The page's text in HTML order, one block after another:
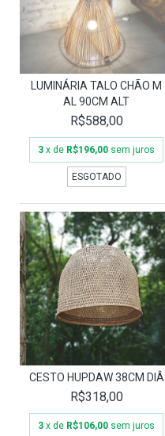
LUMINÁRIA TALO CHÃO M
AL 90CM ALT
R$588,00
3 x de R$196,00 sem juros
ESGOTADO
CESTO HUPDAW 38CM DIÂ
R$318,00
3 x de R$106,00 sem juros